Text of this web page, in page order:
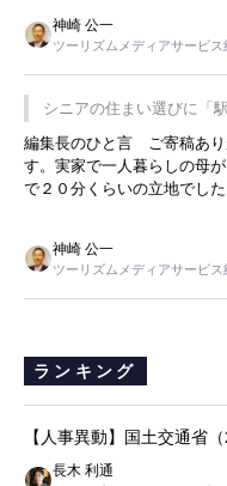
した。プレゼンも巧みで、
は、従業員に東京ディズニ
の何かを理解してもらって
プレミアムヨーグルトを販
です。永井社長は、駐車場
ことに目をつけ、高級商品
事を懐かしく読みました。
神崎 公一
ツーリズムメディアサービ
シニアの住まい選びに「
暮らし
編集長のひと言 ご寄稿あり
す。実家で一人暮らしの母
で２０分くらいの立地でし
ました。母の住まいから近
すが、私と妹にとっては、
は、当人だけではなく、世
と思いました。
神崎 公一
ツーリズムメディアサービ
ランキング
【人事異動】国土交通省
長木 利通